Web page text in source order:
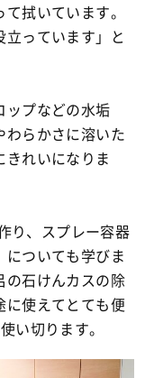
拭いています。
っています」と
プなどの水垢
わらかさに溶いた
きれいになりま
り、スプレー容器
ついても学びま
の石けんカスの除
に使えてとても便
い切ります。